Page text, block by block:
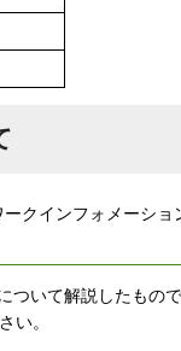
クインフォメーショ
ついて解説したもの
い。